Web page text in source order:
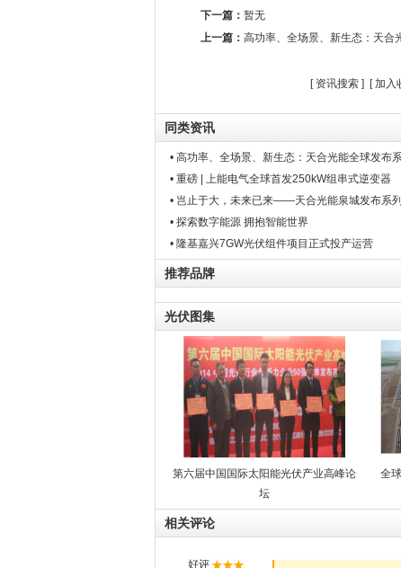
下一篇： 暂无
上一篇： 高功率、全场景、新生态：天合
[ 资讯搜索 ] [加入
同类资讯
• 高功率、全场景、新生态：天合光能全球发布
• 重磅 | 上能电气全球首发250kW组串式逆变器
• 岂止于大，未来已来——天合光能泉城发布系
• 探索数字能源 拥抱智能世界
• 隆基嘉兴7GW光伏组件项目正式投产运营
推荐品牌
光伏图集
第六届中国国际太阳能光伏产业高峰论
坛
全
相关评论